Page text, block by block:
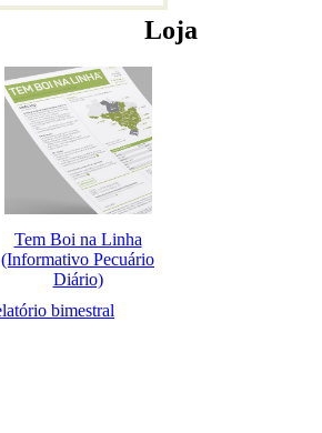
Loja
Tem Boi na Linha
(Informativo Pecuário
Diário)